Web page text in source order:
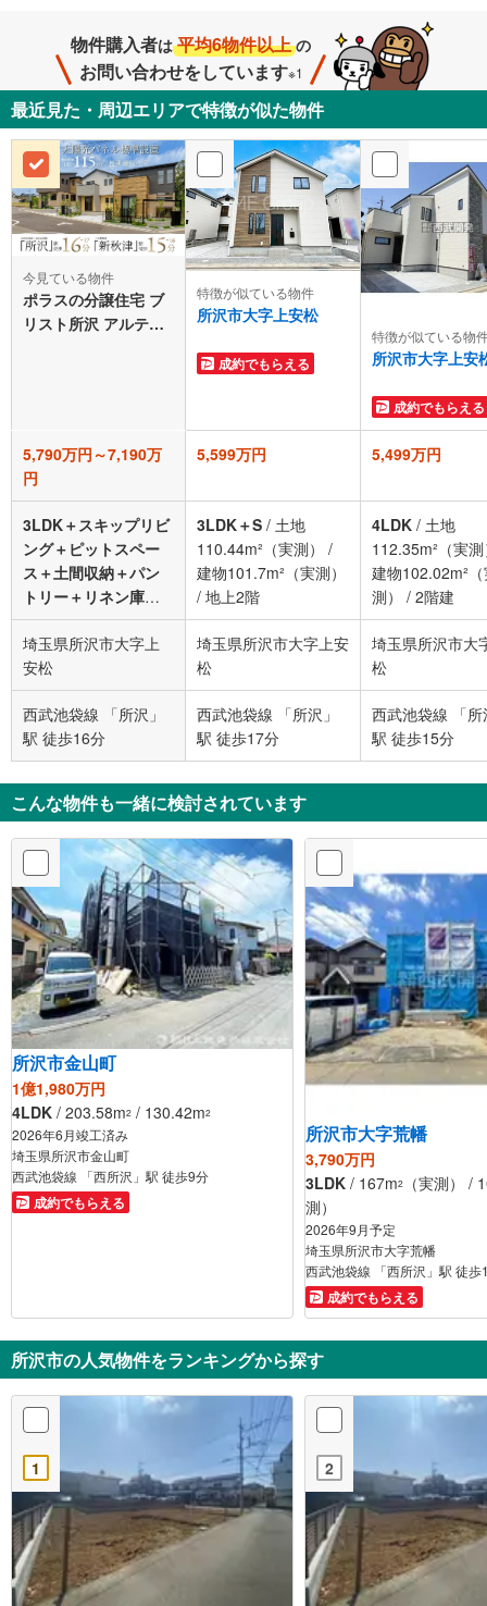
物件購入者は 平均6物件以上 の
お問い合わせをしています※1
最近見た・周辺エリアで特徴が似た物件
今見ている物件
ポラスの分譲住宅 ブ
リスト所沢 アルテソ
特徴が似ている物件
所沢市大字上安松
成約でもらえる
特徴が似ている物
所沢市大字上安
成約でもらえる
5,790万円～7,190万
円
5,599万円 5,499万円
3LDK＋スキップリビ
ング＋ピットスペー
ス＋土間収納＋パン
トリー＋リネン庫＋
ウォークインクロー
ゼット～4LDK（3・
5LDK対応可※別途有
償）＋土間収納＋パ
ントリー＋リネン庫
＋ウォークインクロ
ーゼット/土地
103.72m²～
115.76m²（登記）/
建物92.94m²～
102.67m²（登記）/2
階建て
3LDK＋S / 土地
110.44m²（実測）
/
建物101.7m²（実測）
/ 地上2階
4LDK / 土地
112.35m²（実
建物102.02m²
測）
/ 2階建
埼玉県所沢市大字上
安松
埼玉県所沢市大字上安
松
埼玉県所沢市大
松
西武池袋線 「所沢」
駅 徒歩16分
西武池袋線 「所沢」
駅 徒歩17分
西武池袋線 「所
駅 徒歩15分
こんな物件も一緒に検討されています
所沢市金山町
1億1,980万円
4LDK / 203.58m2 / 130.42m2
2026年6月竣工済み
埼玉県所沢市金山町
西武池袋線 「西所沢」駅 徒歩9分
成約でもらえる
所沢市大字荒幡
3,790万円
3LDK / 167m2
（実測） /
測）
2026年9月予定
埼玉県所沢市大字荒幡
西武池袋線 「西所沢」駅 徒歩
成約でもらえる
所沢市の人気物件をランキングから探す
1 2